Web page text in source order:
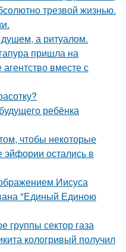
трезвой жизнью.
а ритуалом.
пришла на
вместе с
ребёнка
чтобы некоторые
остались в
Иисуса
"Единый Единою
группы сектор газа
кологривый получил